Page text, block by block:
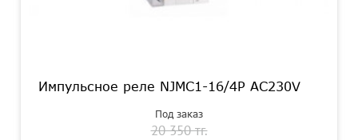
Импульсное реле NJMC1-16/4P AC230V
Под заказ
20 350 тг.